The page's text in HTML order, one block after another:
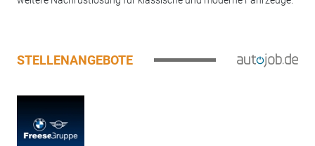
STELLENANGEBOTE